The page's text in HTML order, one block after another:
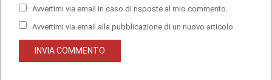
Avvertimi via email in caso di risposte al mio commento.
Avvertimi via email alla pubblicazione di un nuovo articolo.